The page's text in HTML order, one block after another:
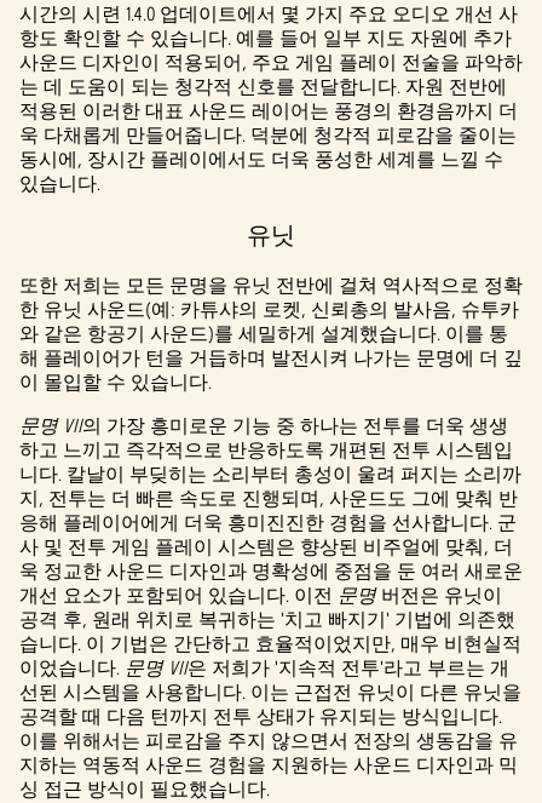
정책
에
동의
하는
것으
로
간주
되
Googl
e 서
버로
전송
됩니
시간의 시련 1.4.0 업데이트에서 몇 가지 주요 오디오 개선 사
항도 확인할 수 있습니다. 예를 들어 일부 지도 자원에 추가
사운드 디자인이 적용되어, 주요 게임 플레이 전술을 파악하
는 데 도움이 되는 청각적 신호를 전달합니다. 자원 전반에
적용된 이러한 대표 사운드 레이어는 풍경의 환경음까지 더
욱 다채롭게 만들어줍니다. 덕분에 청각적 피로감을 줄이는
동시에, 장시간 플레이에서도 더욱 풍성한 세계를 느낄 수
있습니다.
유닛
또한 저희는 모든 문명을 유닛 전반에 걸쳐 역사적으로 정확
한 유닛 사운드(예: 카튜샤의 로켓, 신뢰총의 발사음, 슈투카
와 같은 항공기 사운드)를 세밀하게 설계했습니다. 이를 통
해 플레이어가 턴을 거듭하며 발전시켜 나가는 문명에 더 깊
이 몰입할 수 있습니다.
문명 VII의 가장 흥미로운 기능 중 하나는 전투를 더욱 생생
하고 느끼고 즉각적으로 반응하도록 개편된 전투 시스템입
니다. 칼날이 부딪히는 소리부터 총성이 울려 퍼지는 소리까
지, 전투는 더 빠른 속도로 진행되며, 사운드도 그에 맞춰 반
응해 플레이어에게 더욱 흥미진진한 경험을 선사합니다. 군
사 및 전투 게임 플레이 시스템은 향상된 비주얼에 맞춰, 더
욱 정교한 사운드 디자인과 명확성에 중점을 둔 여러 새로운
개선 요소가 포함되어 있습니다. 이전 문명버전은 유닛이
공격 후, 원래 위치로 복귀하는 '치고 빠지기' 기법에 의존했
습니다. 이 기법은 간단하고 효율적이었지만, 매우 비현실적
이었습니다. 문명 VII은 저희가 '지속적 전투'라고 부르는 개
선된 시스템을 사용합니다. 이는 근접전 유닛이 다른 유닛을
공격할 때 다음 턴까지 전투 상태가 유지되는 방식입니다.
이를 위해서는 피로감을 주지 않으면서 전장의 생동감을 유
지하는 역동적 사운드 경험을 지원하는 사운드 디자인과 믹
싱 접근 방식이 필요했습니다.